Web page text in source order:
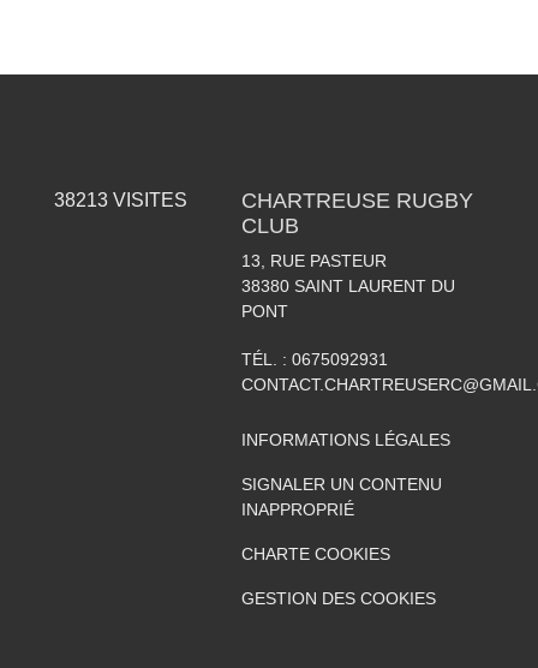
38213VISITES
CHARTREUSE RUGBY
CLUB
13, RUE PASTEUR
38380 SAINT LAURENT DU
PONT
TÉL. : 0675092931
INFORMATIONS LÉGALES
SIGNALER UN CONTENU
INAPPROPRIÉ
CHARTE COOKIES
GESTION DES COOKIES